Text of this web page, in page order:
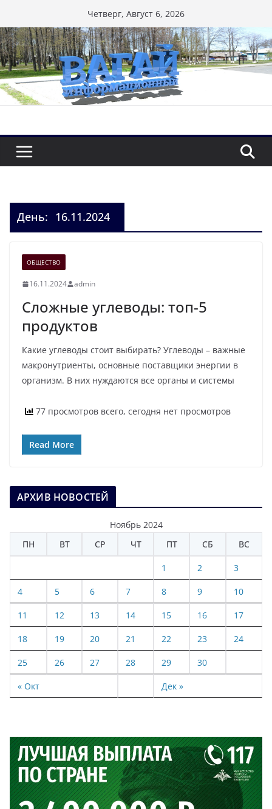
к
содержимому
Четверг, Август 6, 2026
День: 16.11.2024
ОБЩЕСТВО
16.11.2024 admin
Сложные углеводы: топ-5
продуктов
Какие углеводы стоит выбирать? Углеводы – важные
макронутриенты, основные поставщики энергии в
организм. В них нуждаются все органы и системы
77 просмотров всего, сегодня нет просмотров
Read More
АРХИВ НОВОСТЕЙ
Ноябрь 2024
ПН
ВТ СР ЧТ ПТ СБ ВС
« Окт Дек »
1 2 3
4 5 6 7 8 9 10
11 12 13 14 15 16 17
18 19 20 21 22 23 24
25 26 27 28 29 30